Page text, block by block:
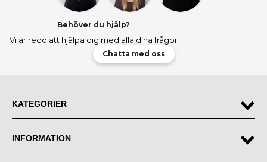
Behöver du hjälp?
Vi är redo att hjälpa dig med alla dina frågor
Chatta med oss
KATEGORIER
INFORMATION